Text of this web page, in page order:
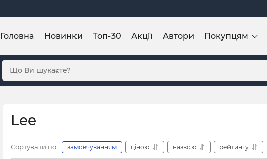
Головна Новинки Топ-30 Акції Автори Покупцям
Lee
Сортувати по: замовчуванням ціною назвою рейтингу